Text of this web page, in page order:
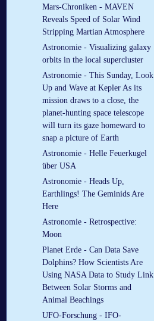
Mars-Chroniken - MAVEN
Reveals Speed of Solar Wind
Stripping Martian Atmosphere
Astronomie - Visualizing galaxy
orbits in the local supercluster
Astronomie - This Sunday, Look
Up and Wave at Kepler As its
mission draws to a close, the
planet-hunting space telescope
will turn its gaze homeward to
snap a picture of Earth
Astronomie - Helle Feuerkugel
über USA
Astronomie - Heads Up,
Earthlings! The Geminids Are
Here
Astronomie - Retrospective:
Moon
Planet Erde - Can Data Save
Dolphins? How Scientists Are
Using NASA Data to Study Link
Between Solar Storms and
Animal Beachings
UFO-Forschung - IFO-